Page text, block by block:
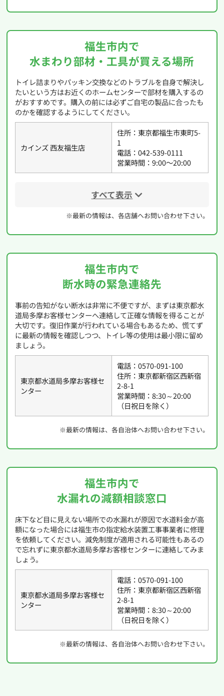
福生市内で
水まわり部材・工具が買える場所
トイレ詰まりやパッキン交換などのトラブルを自身で解決し
たいという方はお近くのホームセンターで部材を購入するの
がおすすめです。購入の前には必ずご自宅の製品に合ったも
のかを確認するようにしてください。
カインズ 西友福生店
住所：東京都福生市東町5-
1
電話：042-539-0111
営業時間：9:00〜20:00
すべて表示
※最新の情報は、各店舗へお問い合わせ下さい。
福生市内で
断水時の緊急連絡先
事前の告知がない断水は非常に不便ですが、まずは東京都水
道局多摩お客様センターへ連絡して正確な情報を得ることが
大切です。復旧作業が行われている場合もあるため、慌てず
に最新の情報を確認しつつ、トイレ等の使用は最小限に留め
ましょう。
東京都水道局多摩お客様セ
ンター
電話：0570-091-100
住所：東京都新宿区西新宿
2-8-1
営業時間：8:30～20:00
（日祝日を除く）
※最新の情報は、各自治体へお問い合わせ下さい。
福生市内で
水漏れの減額相談窓口
床下など目に見えない場所での水漏れが原因で水道料金が高
額になった場合には福生市の指定給水装置工事事業者に修理
を依頼してください。減免制度が適用される可能性もあるの
で忘れずに東京都水道局多摩お客様センターに連絡してみま
しょう。
東京都水道局多摩お客様セ
ンター
電話：0570-091-100
住所：東京都新宿区西新宿
2-8-1
営業時間：8:30～20:00
（日祝日を除く）
※最新の情報は、各自治体へお問い合わせ下さい。